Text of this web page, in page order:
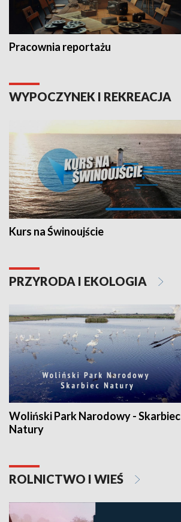
Pracownia reportażu
WYPOCZYNEK I REKREACJA
Kurs na Świnoujście
PRZYRODA I EKOLOGIA
Woliński Park Narodowy - Skarbiec
Natury
ROLNICTWO I WIEŚ